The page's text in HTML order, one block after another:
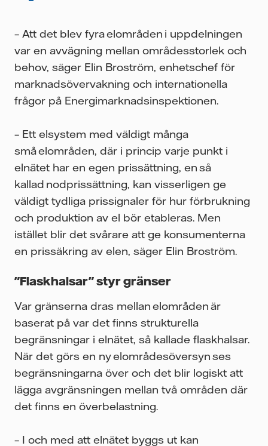
– Att det blev fyra elområden i uppdelningen
var en avvägning mellan områdesstorlek och
behov, säger Elin Broström, enhetschef för
marknadsövervakning och internationella
frågor på Energimarknadsinspektionen.
– Ett elsystem med väldigt många
små elområden, där i princip varje punkt i
elnätet har en egen prissättning, en så
kallad nodprissättning, kan visserligen ge
väldigt tydliga prissignaler för hur förbrukning
och produktion av el bör etableras. Men
istället blir det svårare att ge konsumenterna
en prissäkring av elen, säger Elin Broström.
"Flaskhalsar" styr gränser
Var gränserna dras mellan elområden är
baserat på var det finns strukturella
begränsningar i elnätet, så kallade flaskhalsar.
När det görs en ny elområdesöversyn ses
begränsningarna över och det blir logiskt att
lägga avgränsningen mellan två områden där
det finns en överbelastning.
– I och med att elnätet byggs ut kan